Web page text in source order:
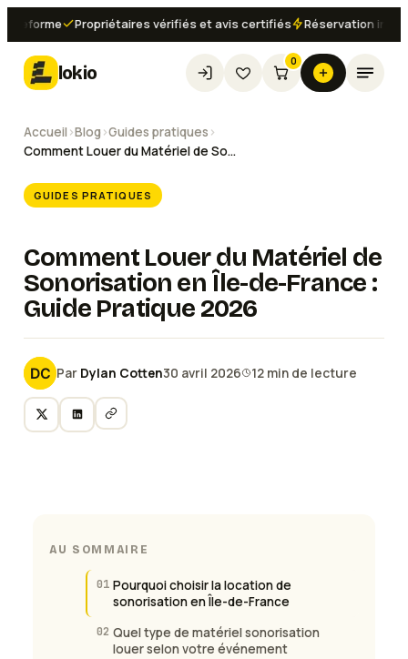
Propriétaires vérifiés et avis certifiés Réservation
lokio
0
Accueil ›Blog›Guides pratiques ›
Comment Louer du Matériel de Sonorisation en Île-de-France : Guide Pratique 2026
GUIDES PRATIQUES
Comment Louer du Matériel de
Sonorisation en Île-de-France :
Guide Pratique 2026
Par Dylan Cotten30 avril 2026 12 min de lecture
AU SOMMAIRE
01 Pourquoi choisir la location de
sonorisation en Île-de-France
02 Quel type de matériel sonorisation
louer selon votre événement